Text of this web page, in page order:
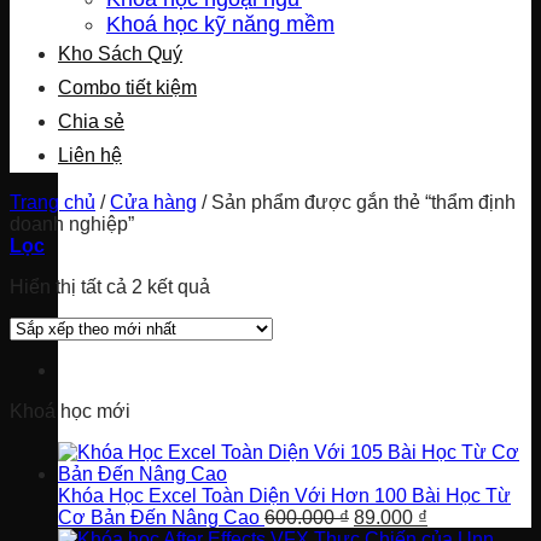
Khoá học kỹ năng mềm
Kho Sách Quý
Combo tiết kiệm
Chia sẻ
Liên hệ
Trang chủ / Cửa hàng /Sản phẩm được gắn thẻ “thẩm định
doanh nghiệp”
Lọc
Hiển thị tất cả 2 kết quả
Khoá học mới
Khóa Học Excel Toàn Diện Với Hơn 100 Bài Học Từ
Cơ Bản Đến Nâng Cao 600.000₫ Giá
89.000 ₫